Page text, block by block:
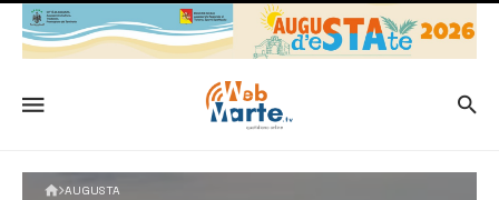
AUGUSTA